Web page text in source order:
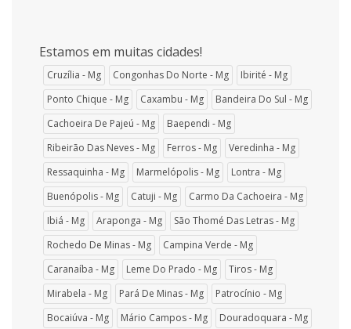
Estamos em muitas cidades!
Cruzília - Mg Congonhas Do Norte - Mg
Ibirité - Mg
Ponto Chique - Mg
Caxambu - Mg
Bandeira Do Sul - Mg
Cachoeira De Pajeú - Mg
Baependi - Mg
Ribeirão Das Neves - Mg
Ferros - Mg
Veredinha - Mg
Ressaquinha - Mg
Marmelópolis - Mg
Lontra - Mg
Buenópolis - Mg
Catuji - Mg
Carmo Da Cachoeira - Mg
Ibiá - Mg
Araponga - Mg
São Thomé Das Letras - Mg
Rochedo De Minas - Mg
Campina Verde - Mg
Caranaíba - Mg
Leme Do Prado - Mg
Tiros - Mg
Mirabela - Mg
Pará De Minas - Mg
Patrocínio - Mg
Bocaiúva - Mg
Mário Campos - Mg
Douradoquara - Mg